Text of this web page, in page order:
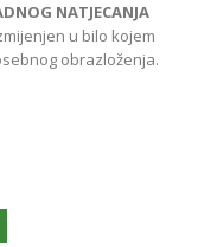
NATJECANJA
u bilo kojem
obrazloženja.